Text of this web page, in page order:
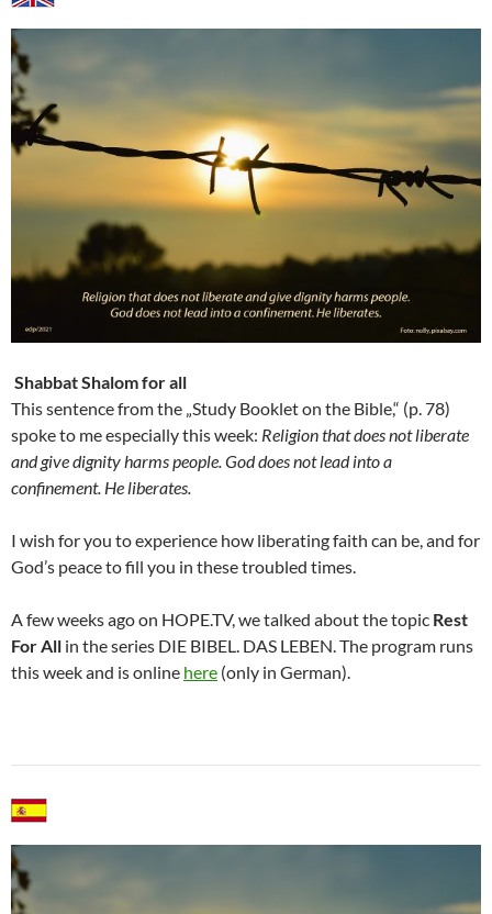
Shabbat Shalom for all
This sentence from the „Study Booklet on the Bible,“ (p. 78)
spoke to me especially this week: Religion that does not liberate
and give dignity harms people. God does not lead into a
confinement. He liberates.
I wish for you to experience how liberating faith can be, and for
God’s peace to fill you in these troubled times.
A few weeks ago on HOPE.TV, we talked about the topic Rest
For All in the series DIE BIBEL. DAS LEBEN. The program runs
this week and is online here (only in German).